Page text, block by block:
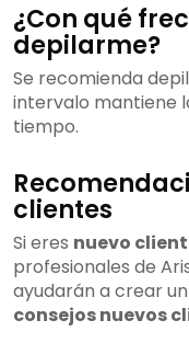
¿Con qué
depilarme?
Se recomienda
intervalo mantiene
tiempo.
clientes
Si eres nuevo
profesionales de
ayudarán a crear un
consejos nuevos